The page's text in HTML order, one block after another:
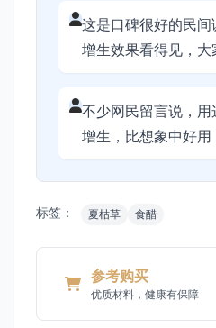
这是口碑很好的民
增生效果看得见，大
不少网民留言说，
增生，比想象中好用
标签： 夏枯草 食醋
参考购买
优质材料，健康有保障